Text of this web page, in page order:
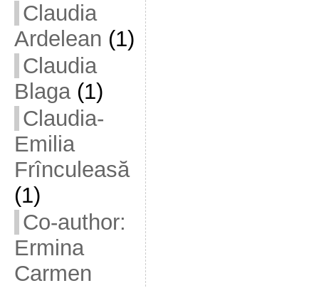
Claudia
Ardelean (1)
Claudia
Blaga(1)
Claudia-
Emilia
Frînculeasă
(1)
Co-author:
Ermina
Carmen